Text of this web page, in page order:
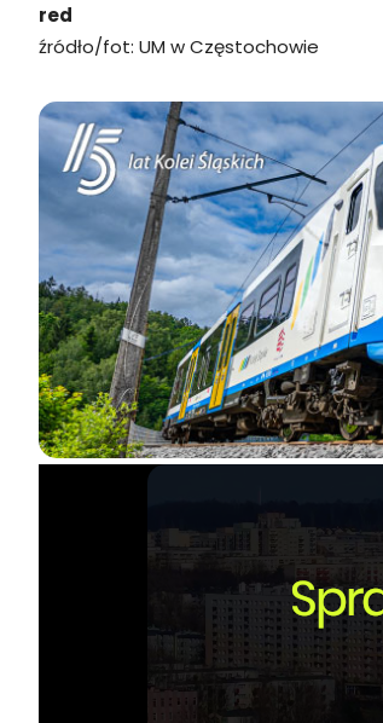
red
źródło/fot: UM w Częstochowie